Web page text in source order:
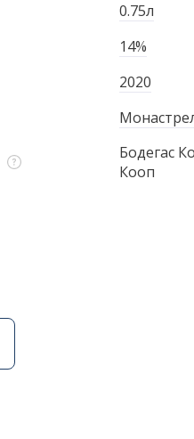
0.75л
14%
2020
Бодегас
Кооп